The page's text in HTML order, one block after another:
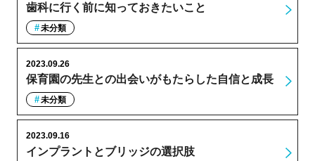
歯科に行く前に知っておきたいこと
未分類
保育園の先生との出会いがもたらした自信と成長
2023.09.26
未分類
インプラントとブリッジの選択肢
2023.09.16